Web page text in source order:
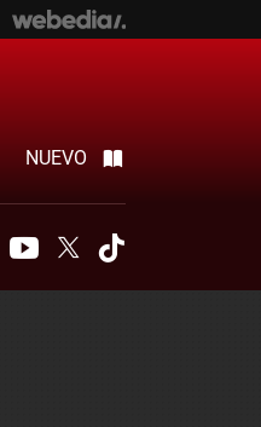
NUEVO
InstagramYoutubeTwitter